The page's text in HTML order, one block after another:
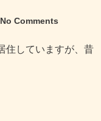
No Comments